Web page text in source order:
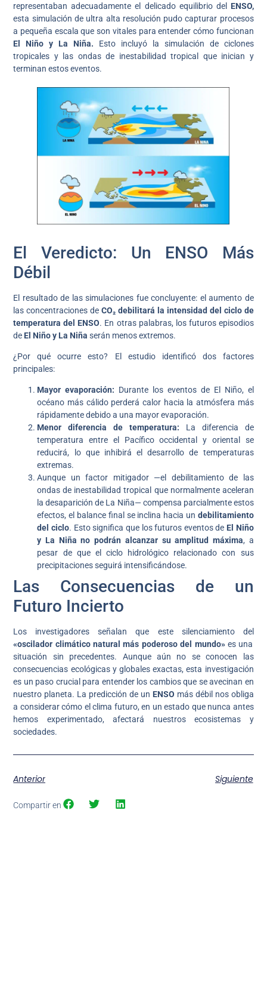
representaban adecuadamente el delicado equilibrio del ENSO,
esta simulación de ultra alta resolución pudo capturar procesos
a pequeña escala que son vitales para entender cómo funcionan
El Niño y La Niña. Esto incluyó la simulación de ciclones
tropicales y las ondas de inestabilidad tropical que inician y
terminan estos eventos.
El Veredicto: Un ENSO Más
Débil
El resultado de las simulaciones fue concluyente: el aumento de
las concentraciones deCO₂ debilitará la intensidad del ciclo de
temperatura del ENSO. En otras palabras, los futuros episodios
de El Niño y La Niñaserán menos extremos.
¿Por qué ocurre esto? El estudio identificó dos factores
principales:
Mayor evaporación: Durante los eventos de El Niño, el
océano más cálido perderá calor hacia la atmósfera más
rápidamente debido a una mayor evaporación.
Menor diferencia de temperatura: La diferencia de
temperatura entre el Pacífico occidental y oriental se
reducirá, lo que inhibirá el desarrollo de temperaturas
extremas.
Aunque un factor mitigador —el debilitamiento de las
ondas de inestabilidad tropical que normalmente aceleran
la desaparición de La Niña— compensa parcialmente estos
efectos, el balance final se inclina hacia un debilitamiento
del ciclo. Esto significa que los futuros eventos de El Niño
y La Niña no podrán alcanzar su amplitud máxima, a
pesar de que el ciclo hidrológico relacionado con sus
precipitaciones seguirá intensificándose.
Las Consecuencias de un
Futuro Incierto
Los investigadores señalan que este silenciamiento del
«oscilador climático natural más poderoso del mundo»es una
situación sin precedentes. Aunque aún no se conocen las
consecuencias ecológicas y globales exactas, esta investigación
es un paso crucial para entender los cambios que se avecinan en
nuestro planeta. La predicción de un ENSO más débil nos obliga
a considerar cómo el clima futuro, en un estado que nunca antes
hemos experimentado, afectará nuestros ecosistemas y
sociedades.
Anterior Siguiente
Compartir en